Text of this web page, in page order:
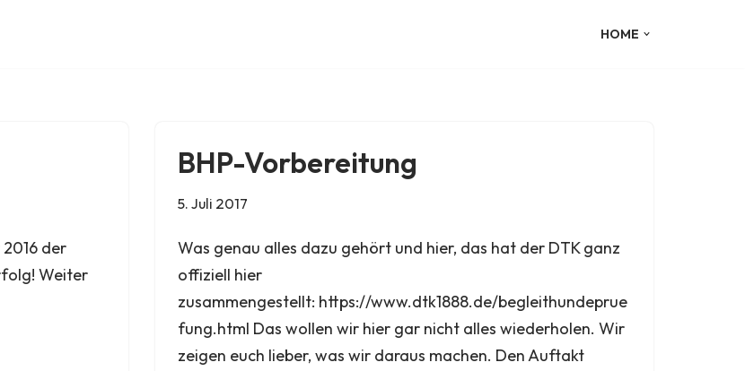
HOME
der
Weiter
BHP-Vorbereitung
5. Juli 2017
Was genau alles dazu gehört und hier, das hat der DTK ganz
offiziell hier
zusammengestellt: https://www.dtk1888.de/begleithundeprue
fung.html Das wollen wir hier gar nicht alles wiederholen. Wir
zeigen euch lieber, was wir daraus machen. Den Auftakt